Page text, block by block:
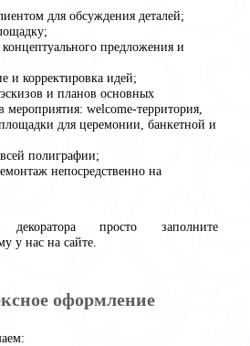
для обсуждения деталей;
концептуального предложения и
и корректировка идей;
эскизов и планов основных
мероприятия: welcome-территория,
для церемонии, банкетной и
всей полиграфии;
непосредственно на
просто заполните
у нас на сайте.
оформление